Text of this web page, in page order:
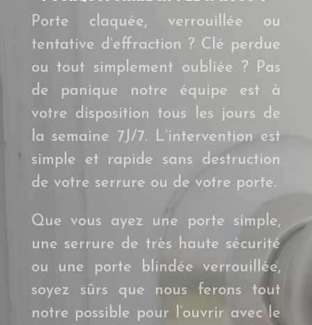
Porte claquée, verrouillée ou
tentative d’effraction ? Clé perdue
ou tout simplement oubliée ? Pas
de panique notre équipe est à
votre disposition tous les jours de
la semaine 7J/7. L’intervention est
simple et rapide sans destruction
de votre serrure ou de votre porte.
Que vous ayez une porte simple,
une serrure de très haute sécurité
ou une porte blindée verrouillée,
soyez sûrs que nous ferons tout
notre possible pour l’ouvrir avec le